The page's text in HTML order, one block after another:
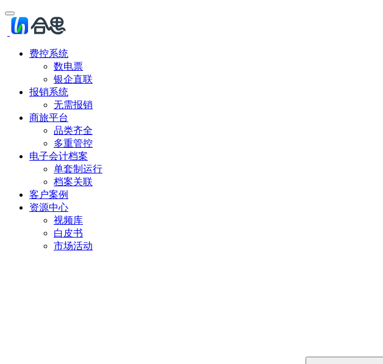
费控系统
数电票
银企直联
报销系统
无需报销
商旅平台
品类齐全
多重管控
电子会计档案
单套制运行
档案关联
客户案例
资源中心
视频库
白皮书
市场活动